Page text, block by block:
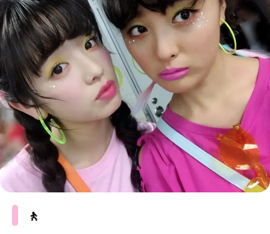
ファッションニュース
モデル私服
着回し
着痩せ
BEAUTY
ビューティニュース
トレンドメイク
ベストコスメ
ヘアアレンジ・ヘアケア
スキンケア
ボディケア
SCHOOL
スクールニュース
制服コーデ
学校ヘアメイク
勉強・受験・進路
ENTERTAINMENT
エンタメニュース
なにわ男子
K-POP
LIFESTYLE
ライフスタイルニュース
JKランキング・アワード
モデルの購入品
おでかけ
お悩み相談
JK TREND
JKトレンドニュース
MODELS
MODEL'S BLOG
TikTok
Instagram
🚶